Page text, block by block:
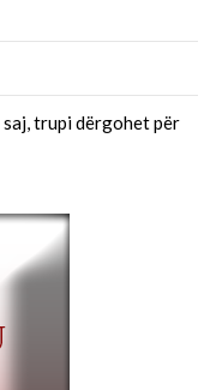
trupi dërgohet për